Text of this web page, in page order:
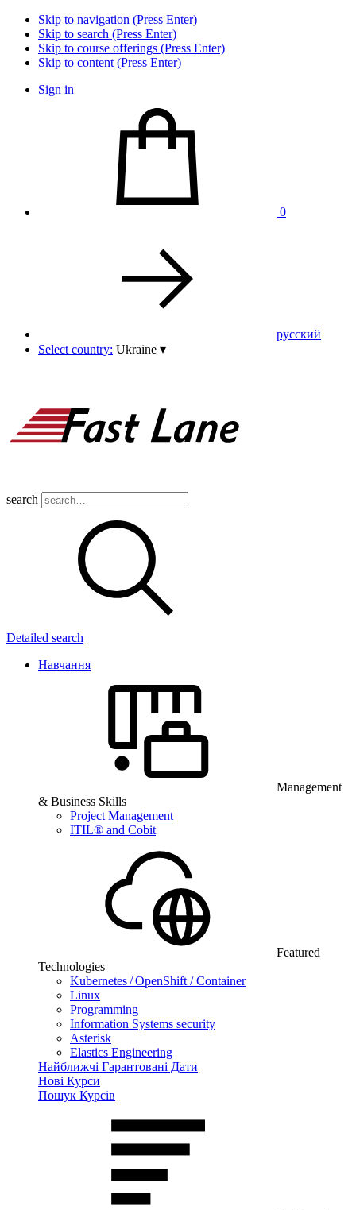
Skip to navigation (Press Enter)
Skip to search (Press Enter)
Skip to course offerings (Press Enter)
Skip to content (Press Enter)
Sign in
0
pусский
Select country: Ukraine ▾
search
Detailed search
Навчання
Management
& Business Skills
Project Management
ITIL® and Cobit
Featured
Technologies
Kubernetes / OpenShift / Container
Linux
Programming
Information Systems security
Asterisk
Elastics Engineering
Найближчі Гарантовані Дати
Нові Курси
Пошук Курсів